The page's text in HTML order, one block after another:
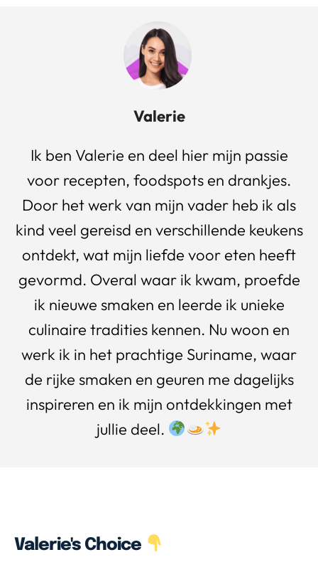
Valerie
Ik ben Valerie en deel hier mijn passie
voor recepten, foodspots en drankjes.
Door het werk van mijn vader heb ik als
kind veel gereisd en verschillende keukens
ontdekt, wat mijn liefde voor eten heeft
gevormd. Overal waar ik kwam, proefde
ik nieuwe smaken en leerde ik unieke
culinaire tradities kennen. Nu woon en
werk ik in het prachtige Suriname, waar
de rijke smaken en geuren me dagelijks
inspireren en ik mijn ontdekkingen met
jullie deel.
Valerie's Choice